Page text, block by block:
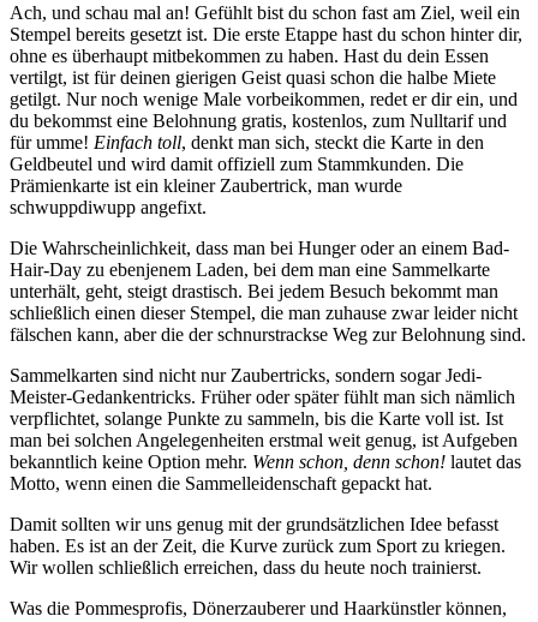
Ach, und schau mal an! Gefühlt bist du schon fast am Ziel, weil ein
Stempel bereits gesetzt ist. Die erste Etappe hast du schon hinter dir,
ohne es überhaupt mitbekommen zu haben. Hast du dein Essen
vertilgt, ist für deinen gierigen Geist quasi schon die halbe Miete
getilgt. Nur noch wenige Male vorbeikommen, redet er dir ein, und
du bekommst eine Belohnung gratis, kostenlos, zum Nulltarif und
für umme! Einfach toll, denkt man sich, steckt die Karte in den
Geldbeutel und wird damit offiziell zum Stammkunden. Die
Prämienkarte ist ein kleiner Zaubertrick, man wurde
schwuppdiwupp angefixt.
Die Wahrscheinlichkeit, dass man bei Hunger oder an einem Bad-
Hair-Day zu ebenjenem Laden, bei dem man eine Sammelkarte
unterhält, geht, steigt drastisch. Bei jedem Besuch bekommt man
schließlich einen dieser Stempel, die man zuhause zwar leider nicht
fälschen kann, aber die der schnurstrackse Weg zur Belohnung sind.
Sammelkarten sind nicht nur Zaubertricks, sondern sogar Jedi-
Meister-Gedankentricks. Früher oder später fühlt man sich nämlich
verpflichtet, solange Punkte zu sammeln, bis die Karte voll ist. Ist
man bei solchen Angelegenheiten erstmal weit genug, ist Aufgeben
bekanntlich keine Option mehr. Wenn schon, denn schon! lautet das
Motto, wenn einen die Sammelleidenschaft gepackt hat.
Damit sollten wir uns genug mit der grundsätzlichen Idee befasst
haben. Es ist an der Zeit, die Kurve zurück zum Sport zu kriegen.
Wir wollen schließlich erreichen, dass du heute noch trainierst.
Was die Pommesprofis, Dönerzauberer und Haarkünstler können,